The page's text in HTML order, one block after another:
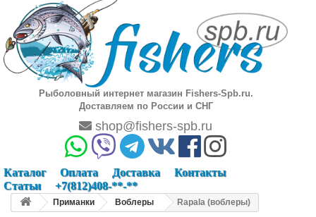
Рыболовный интернет магазин Fishers-Spb.ru.
Доставляем по России и СНГ
shop@fishers-spb.ru
Каталог Оплата Доставка
Контакты
Статьи
+7(812)408-**-**
Приманки Воблеры Rapala (воблеры)